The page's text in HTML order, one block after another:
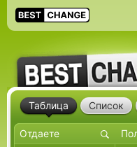
Таблица Список